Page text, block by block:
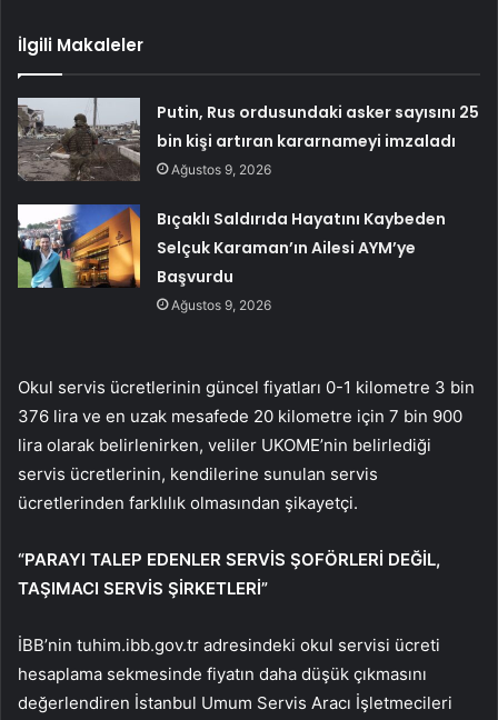
İlgili Makaleler
Putin, Rus ordusundaki asker sayısını 25
bin kişi artıran kararnameyi imzaladı
Ağustos 9, 2026
Bıçaklı Saldırıda Hayatını Kaybeden
Selçuk Karaman’ın Ailesi AYM’ye
Başvurdu
Ağustos 9, 2026
Okul servis ücretlerinin güncel fiyatları 0-1 kilometre 3 bin
376 lira ve en uzak mesafede 20 kilometre için 7 bin 900
lira olarak belirlenirken, veliler UKOME’nin belirlediği
servis ücretlerinin, kendilerine sunulan servis
ücretlerinden farklılık olmasından şikayetçi.
“PARAYI TALEP EDENLER SERVİS ŞOFÖRLERİ DEĞİL,
TAŞIMACI SERVİS ŞİRKETLERİ”
İBB’nin tuhim.ibb.gov.tr adresindeki okul servisi ücreti
hesaplama sekmesinde fiyatın daha düşük çıkmasını
değerlendiren İstanbul Umum Servis Aracı İşletmecileri